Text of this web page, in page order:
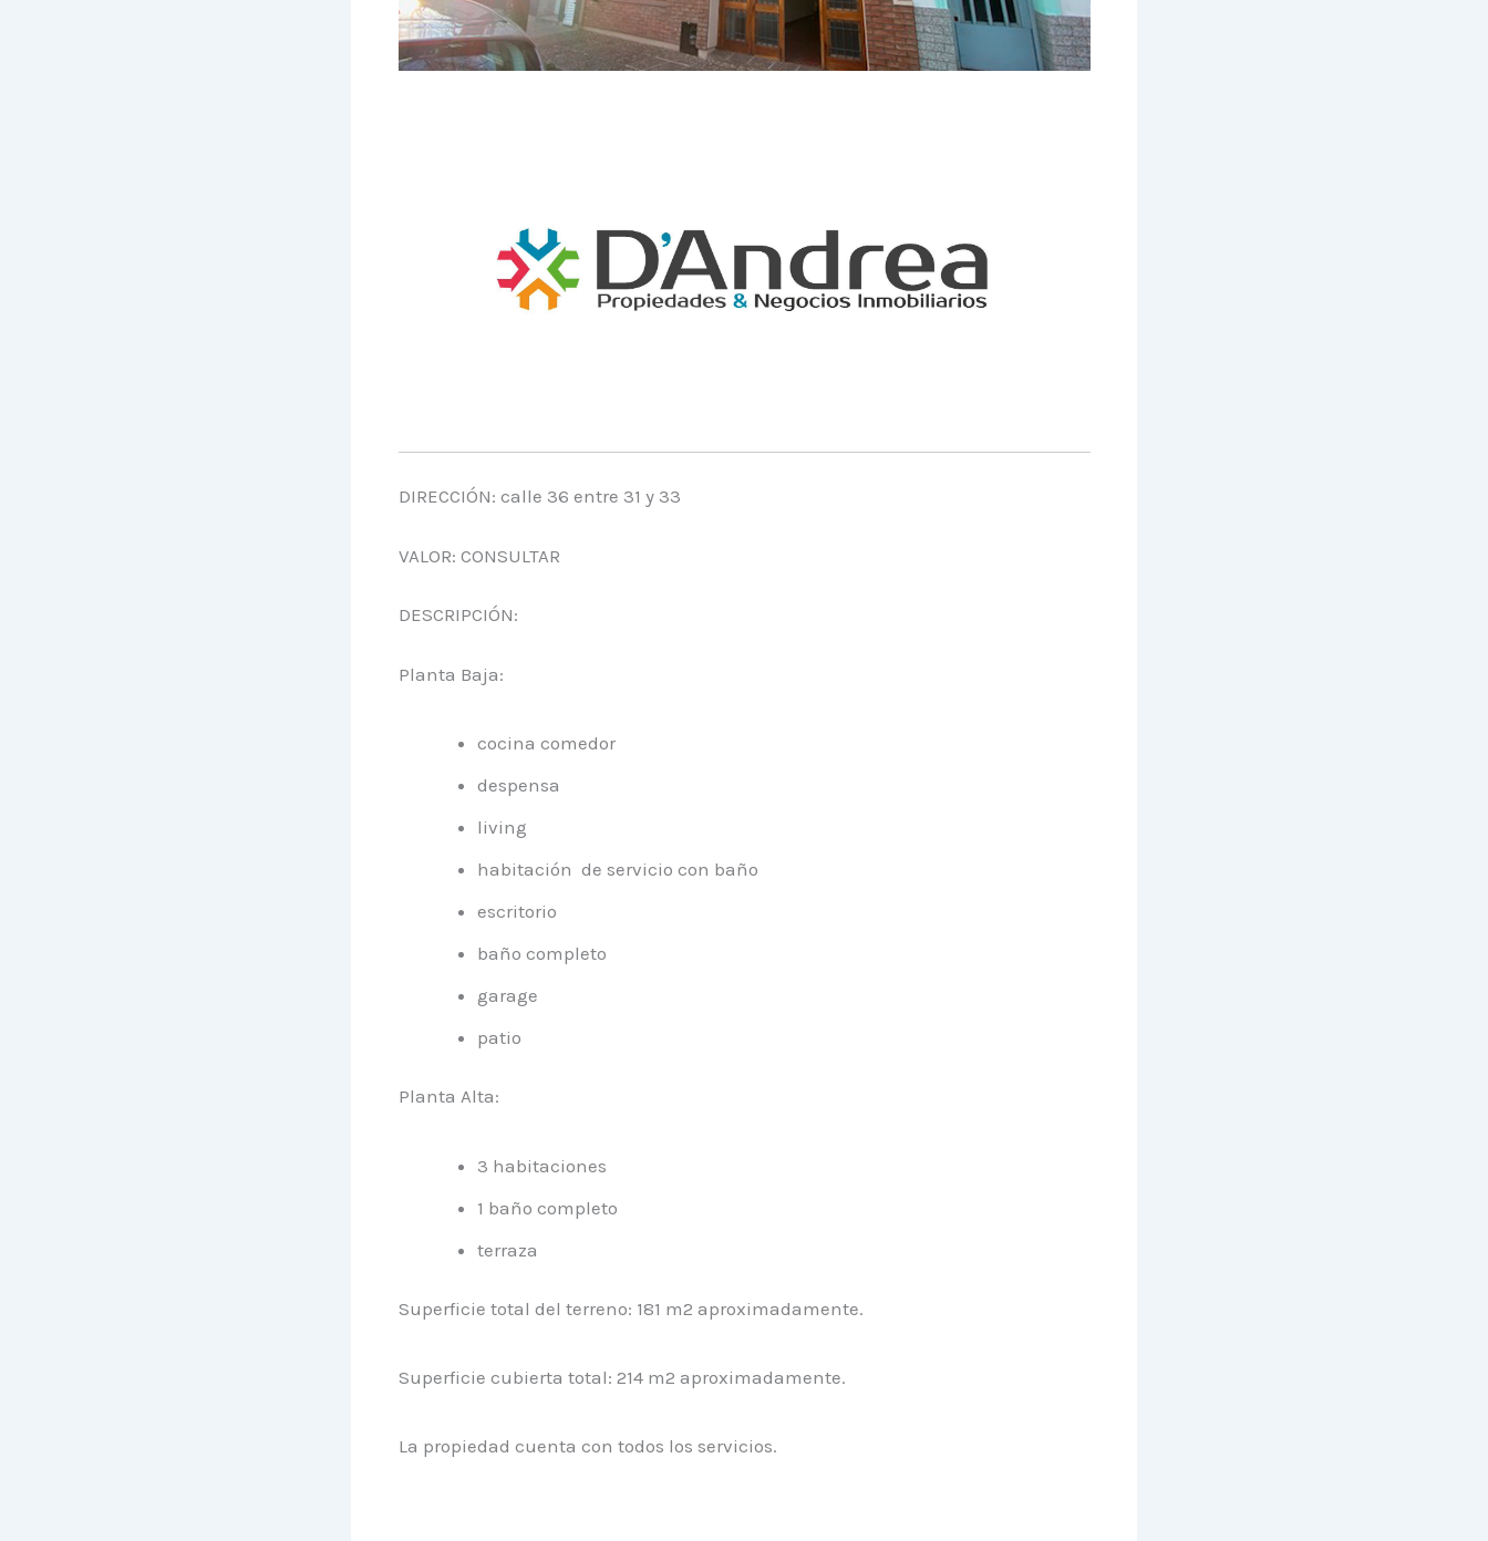
DIRECCIÓN: calle 36 entre 31 y 33
VALOR: CONSULTAR
DESCRIPCIÓN:
Planta Baja:
cocina comedor
despensa
living
habitación de servicio con baño
escritorio
baño completo
garage
patio
Planta Alta:
3 habitaciones
1 baño completo
terraza
Superficie total del terreno: 181 m2 aproximadamente.
Superficie cubierta total: 214 m2 aproximadamente.
La propiedad cuenta con todos los servicios.